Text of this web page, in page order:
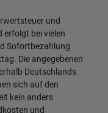
und
erfolgt bei vielen
Sofortbezahlung
Die angegebenen
Deutschlands.
sich auf den
kein anders
und